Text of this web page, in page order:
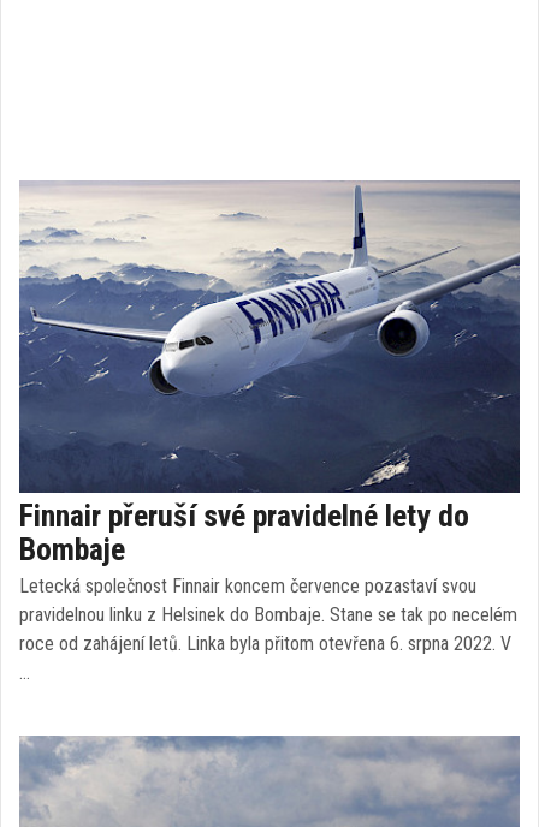
Finnair přeruší své pravidelné lety do
Bombaje
Letecká společnost Finnair koncem července pozastaví svou
pravidelnou linku z Helsinek do Bombaje. Stane se tak po necelém
roce od zahájení letů. Linka byla přitom otevřena 6. srpna 2022. V
…